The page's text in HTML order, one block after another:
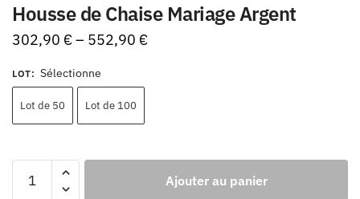
Housse de Chaise Mariage Argent
302,90 €– 552,90 €
LOT: Sélectionne
Lot de 50 Lot de 100
Ajouter au panier